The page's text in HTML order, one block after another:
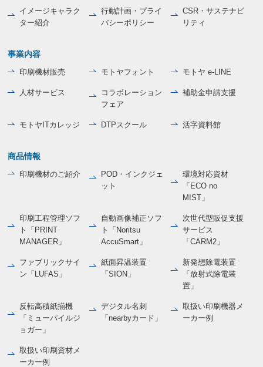
イメージキャラク
ター紹介
行動計画・プライ
バシーポリシー
CSR・サステナビ
リティ
事業内容
印刷機材販売 モトヤフォント モトヤ e-LINE
人材サービス
コラボレーション
フェア
補助金申請支援
モトヤITカレッジ DTPスクール 活字資料館
商品情報
印刷機材のご紹介
POD・インクジェ
ット
環境対応資材
「ECO no
MIST」
印刷工程管理ソフ
ト「PRINT
MANAGER」
自動画像補正ソフ
ト「Noritsu
AccuSmart」
次世代型販促支援
サービス
「CARM2」
ファブリックサイ
ン「LUFAS」
紙面昇温装置
「SION」
新発想除電装置
「放射式除電装
置」
反転高積紙揃機
「ミューパイルジ
ョガー」
デジタル名刺
「nearbyカード」
取扱い印刷機器メ
ーカー例
取扱い印刷資材メ
ーカー例